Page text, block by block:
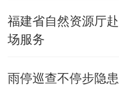
福建省自然资源厅
场服务
雨停巡查不停步隐